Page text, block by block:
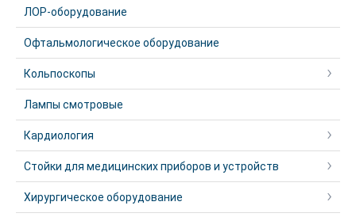
ЛОР-оборудование
Офтальмологическое оборудование
Кольпоскопы
Лампы смотровые
Кардиология
Стойки для медицинских приборов и устройств
Хирургическое оборудование